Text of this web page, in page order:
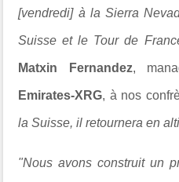
[vendredi] à la Sierra
Suisse et le Tour de
Matxin Fernandez,
Emirates-XRG, à nos
la Suisse, il retournera en
"Nous avons construit un